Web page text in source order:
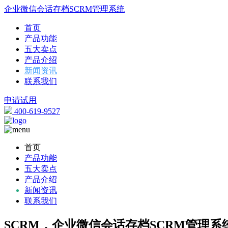
企业微信会话存档SCRM管理系统
首页
产品功能
五大卖点
产品介绍
新闻资讯
联系我们
申请试用
400-619-9527
首页
产品功能
五大卖点
产品介绍
新闻资讯
联系我们
SCRM，企业微信会话存档SCRM管理系